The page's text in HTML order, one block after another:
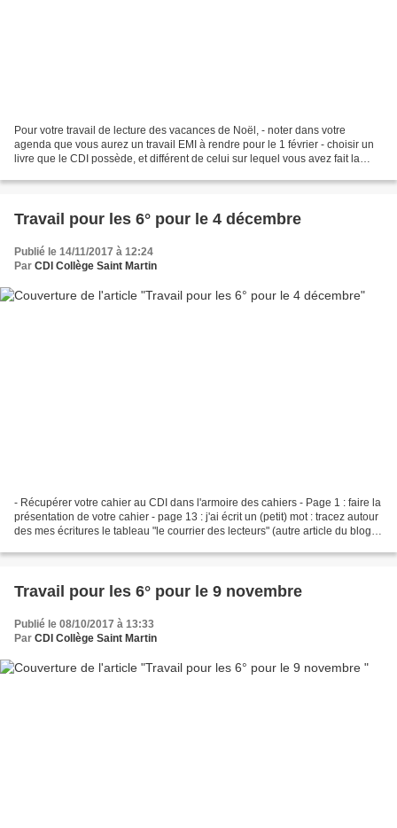
Pour votre travail de lecture des vacances de Noël, - noter dans votre
agenda que vous aurez un travail EMI à rendre pour le 1 février - choisir un
livre que le CDI possède, et différent de celui sur lequel vous avez fait la
Travail pour les 6° pour le 4 décembre
Publié le 14/11/2017 à 12:24
Par CDI Collège Saint Martin
- Récupérer votre cahier au CDI dans l'armoire des cahiers - Page 1 : faire la
présentation de votre cahier - page 13 : j'ai écrit un (petit) mot : tracez autour
des mes écritures le tableau "le courrier des lecteurs" (autre article du blog) -
Travail pour les 6° pour le 9 novembre
Publié le 08/10/2017 à 13:33
Par CDI Collège Saint Martin